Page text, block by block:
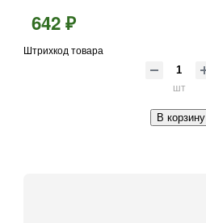
642 ₽
Штрихкод товара
шт
В корзину